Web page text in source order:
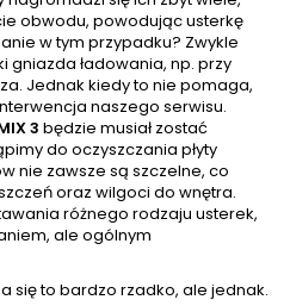
obwodu, powodując usterkę
w tym przypadku? Zwykle
gniazda ładowania, np. przy
Jednak kiedy to nie pomaga,
naszego serwisu.
3 będzie musiał zostać
do oczyszczania płyty
nie zawsze są szczelne, co
oraz wilgoci do wnętra.
różnego rodzaju usterek,
ale ogólnym
się to bardzo rzadko, ale jednak.